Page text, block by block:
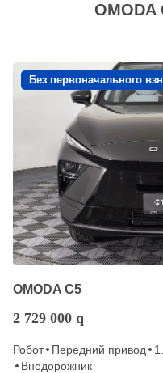
OMODA
Без первоначального
OMODA C5
2 729 000 q
Робот Передний привод
Внедорожник